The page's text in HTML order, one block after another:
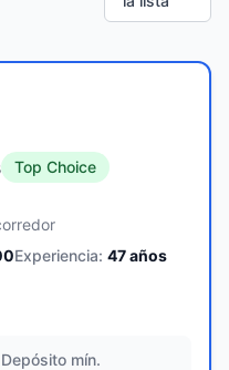
Top Choice
Experiencia: 47años
Depósito mín.